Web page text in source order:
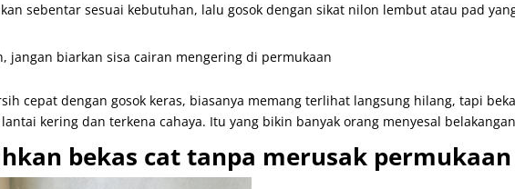
sebentar sesuai kebutuhan, lalu gosok dengan sikat nilon lembut atau pad
jangan biarkan sisa cairan mengering di permukaan
cepat dengan gosok keras, biasanya memang terlihat langsung hilang, tapi
kering dan terkena cahaya. Itu yang bikin banyak orang menyesal
bekas cat tanpa merusak permukaan